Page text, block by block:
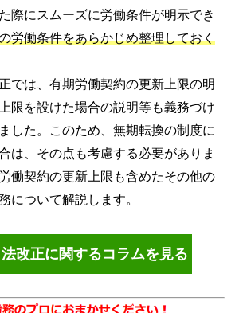
際にスムーズに労働条件が明示でき
労働条件をあらかじめ整理しておく
では、有期労働契約の更新上限の明
限を設けた場合の説明等も義務づけ
した。このため、無期転換の制度に
は、その点も考慮する必要がありま
働契約の更新上限も含めたその他の
について解説します。
改正に関するコラムを見る